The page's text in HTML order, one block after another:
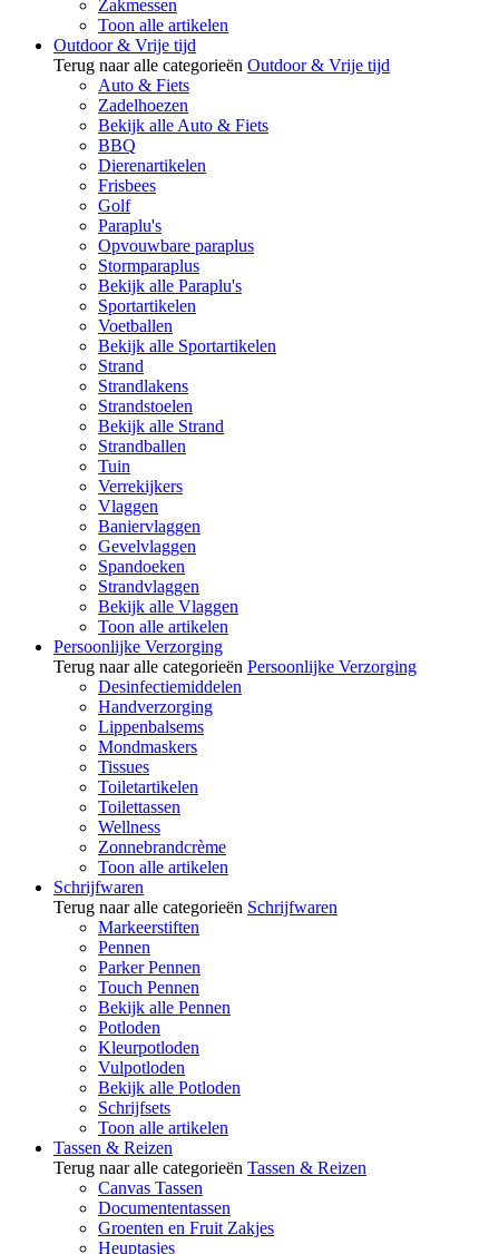
Zakmessen
Toon alle artikelen
Outdoor & Vrije tijd
Terug naar alle categorieën Outdoor & Vrije tijd
Auto & Fiets
Zadelhoezen
Bekijk alle Auto & Fiets
BBQ
Dierenartikelen
Frisbees
Golf
Paraplu's
Opvouwbare paraplus
Stormparaplus
Bekijk alle Paraplu's
Sportartikelen
Voetballen
Bekijk alle Sportartikelen
Strand
Strandlakens
Strandstoelen
Bekijk alle Strand
Strandballen
Tuin
Verrekijkers
Vlaggen
Baniervlaggen
Gevelvlaggen
Spandoeken
Strandvlaggen
Bekijk alle Vlaggen
Toon alle artikelen
Persoonlijke Verzorging
Terug naar alle categorieën Persoonlijke Verzorging
Desinfectiemiddelen
Handverzorging
Lippenbalsems
Mondmaskers
Tissues
Toiletartikelen
Toilettassen
Wellness
Zonnebrandcrème
Toon alle artikelen
Schrijfwaren
Terug naar alle categorieën Schrijfwaren
Markeerstiften
Pennen
Parker Pennen
Touch Pennen
Bekijk alle Pennen
Potloden
Kleurpotloden
Vulpotloden
Bekijk alle Potloden
Schrijfsets
Toon alle artikelen
Tassen & Reizen
Terug naar alle categorieën Tassen & Reizen
Canvas Tassen
Documententassen
Groenten en Fruit Zakjes
Heuptasjes